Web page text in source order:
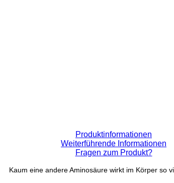
Produktinformationen
Weiterführende Informationen
Fragen zum Produkt?
Kaum eine andere Aminosäure wirkt im Körper so